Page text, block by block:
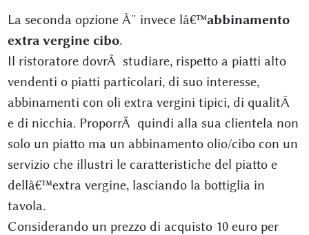
La seconda opzione Ã¨ invece lâ€™abbinamento
extra vergine cibo.
Il ristoratore dovrÃ studiare, rispetto a piatti alto
vendenti o piatti particolari, di suo interesse,
abbinamenti con oli extra vergini tipici, di qualitÃ
e di nicchia. ProporrÃ quindi alla sua clientela non
solo un piatto ma un abbinamento olio/cibo con un
servizio che illustri le caratteristiche del piatto e
dellâ€™extra vergine, lasciando la bottiglia in
tavola.
Considerando un prezzo di acquisto 10 euro per